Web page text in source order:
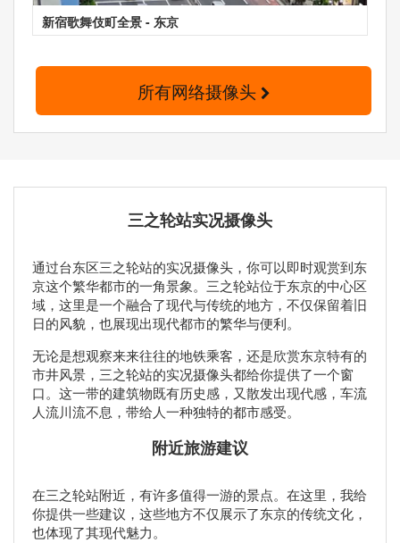
新宿歌舞伎町全景 - 东京
所有网络摄像头
三之轮站实况摄像头
通过台东区三之轮站的实况摄像头，你可以即时观赏到东
京这个繁华都市的一角景象。三之轮站位于东京的中心区
域，这里是一个融合了现代与传统的地方，不仅保留着旧
日的风貌，也展现出现代都市的繁华与便利。
无论是想观察来来往往的地铁乘客，还是欣赏东京特有的
市井风景，三之轮站的实况摄像头都给你提供了一个窗
口。这一带的建筑物既有历史感，又散发出现代感，车流
人流川流不息，带给人一种独特的都市感受。
附近旅游建议
在三之轮站附近，有许多值得一游的景点。在这里，我给
你提供一些建议，这些地方不仅展示了东京的传统文化，
也体现了其现代魅力。